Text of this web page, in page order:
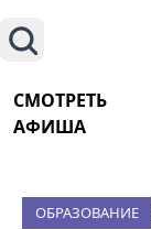
Поиск
СМОТРЕТЬ
АФИША
ОБРАЗОВАНИЕ